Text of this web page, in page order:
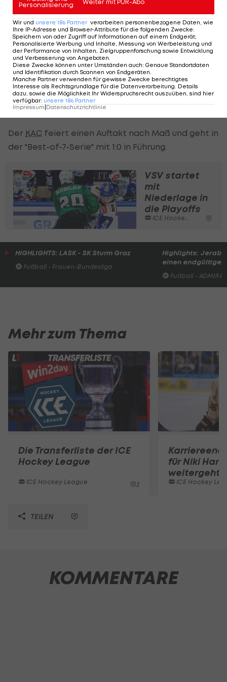
noch auf die Entscheidung, diese gelingt ihnen vor
der Sirene aber nicht mehr.
Auch in der Overtime finden die Wiener gute
Möglichkeiten vor, die Abschlüsse sind aber nicht
präzise genug. Die Entscheidung fällt in der 69.
Minute, Fraser zieht nach einer schönen
Einzelaktion zur Mitte und lässt Starkbaum keine
Chance.
Der KAC feiert einen Auftakt nach Maß und geht in
der "Best-of-7-Serie" mit 1:0 in Führung.
VSV startet
mit
Niederlage in
die Playoffs
ICE Hockey League
HIGHLIGHTS: LASK - SK Sturm Graz
Fußball - Frauen-Bundesliga
Highlights:
einen
Fußball -
Mehr zum Thema
Die Transferliste der ICE
Hockey League
ICE Hockey League 2
für Niki Hartl
weitergeht
ICE Hockey
TEILEN
KOMMENTARE
Personalisierung
Weiter mit PUR-Abo
Wir und unsere 186 Partner verarbeiten personenbezogene Daten, wie
Ihre IP-Adresse und Browser-Attribute für die folgenden Zwecke:
Speichern von oder Zugriff auf Informationen auf einem Endgerät;
Personalisierte Werbung und Inhalte, Messung von Werbeleistung und
der Performance von Inhalten, Zielgruppenforschung sowie Entwicklung
und Verbesserung von Angeboten
Diese Zwecke können unter Umständen auch: Genaue Standortdaten
und Identifikation durch Scannen von Endgeräten
Manche Partner verwenden für gewisse Zwecke berechtigtes
Interesse als Rechtsgrundlage für die Datenverarbeitung. Details
dazu, sowie die Möglichkeit Ihr Widerspruchsrecht auszuüben, sind hier
verfügbar: unsere 186 Partner
Impressum|Datenschutzrichtlinie